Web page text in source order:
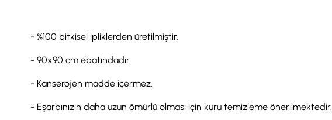
- %100 bitkisel ipliklerden üretilmiştir.
- 90x90 cm ebatındadır.
- Kanserojen madde içermez.
- Eşarbınızın daha uzun ömürlü olması için kuru temizleme önerilmektedir.